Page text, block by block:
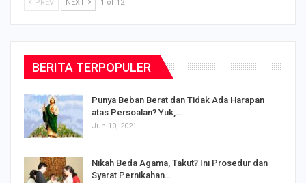
BERITA TERPOPULER
atas Persoalan? Yuk,…
Jun 10, 2021
Syarat Pernikahan…
Jun 4, 2020